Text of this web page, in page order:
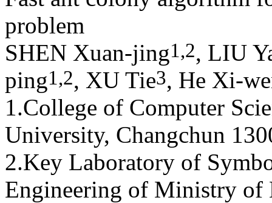
problem
SHEN Xuan-jing1,2, LIU
ping1,2, XU Tie3, He Xi-
1.College of Computer
University, Changchun
2.Key Laboratory of
Engineering of Ministry of